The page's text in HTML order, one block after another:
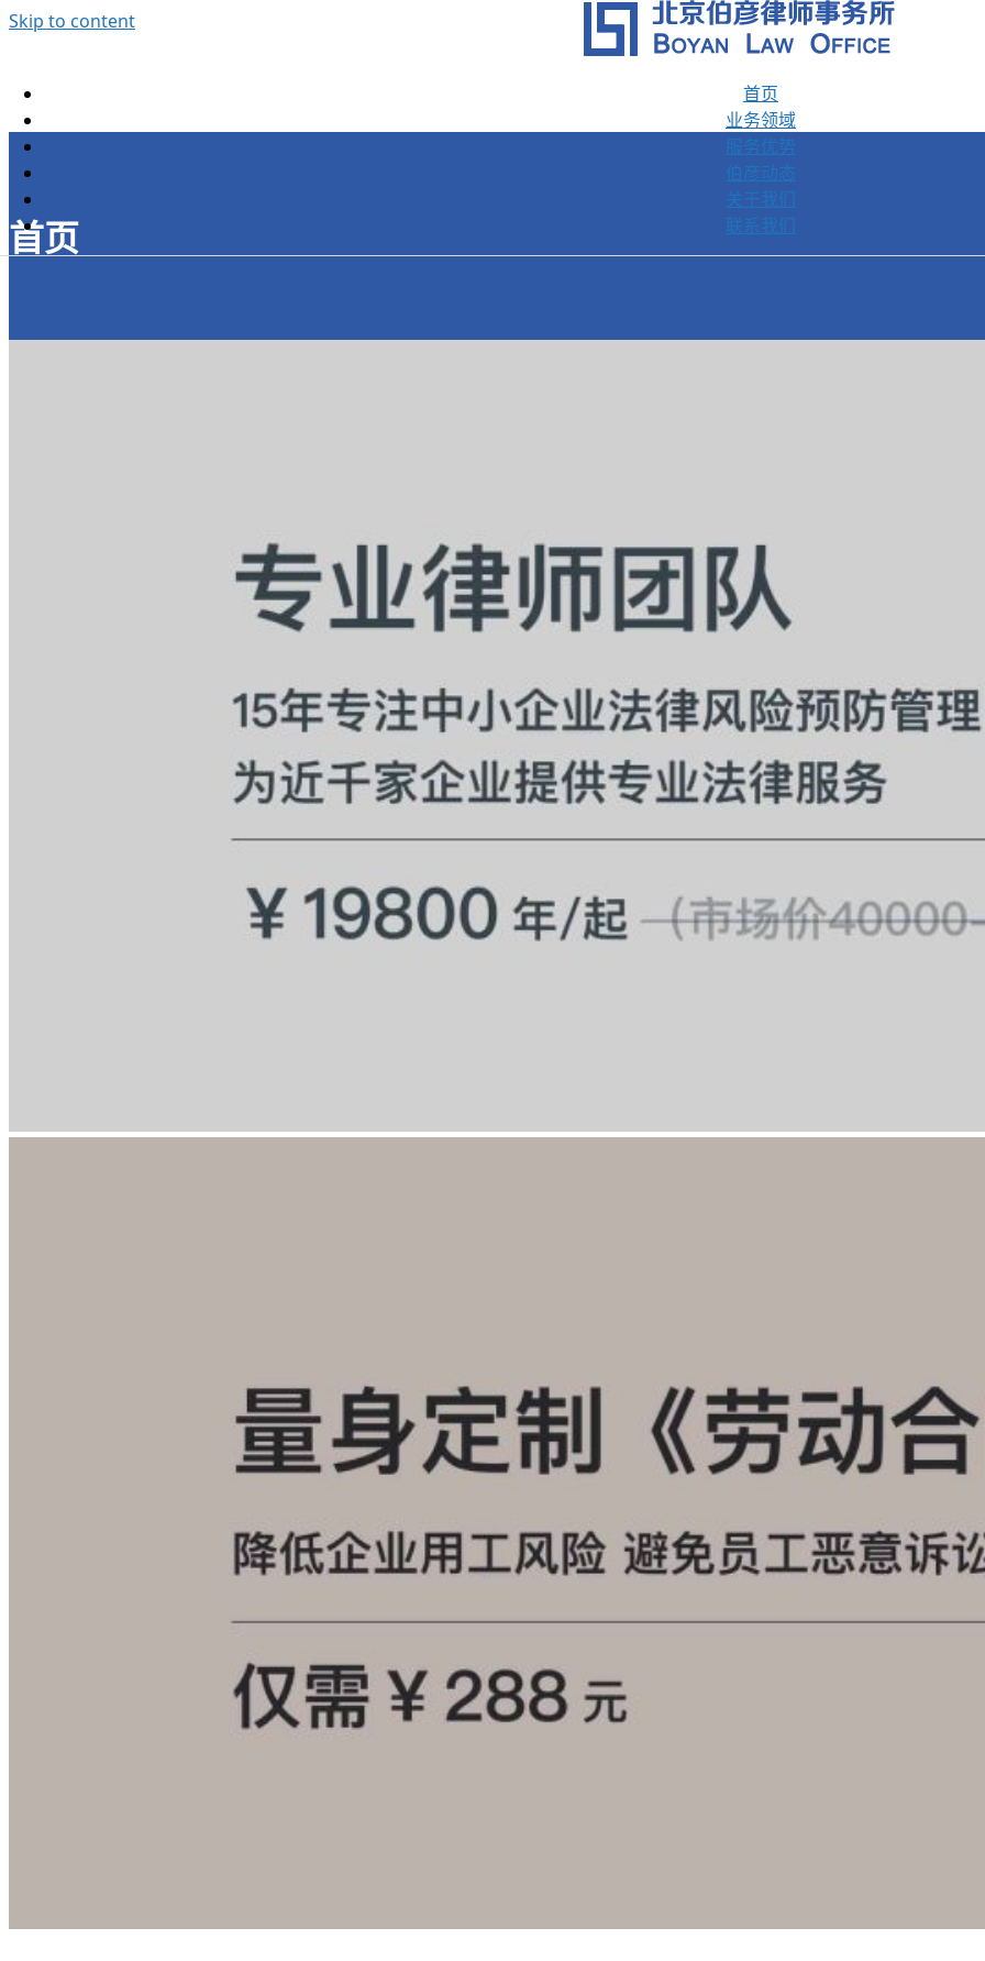
Skip to content
首页
业务领域
服务优势
伯彦动态
关于我们
联系我们
首页